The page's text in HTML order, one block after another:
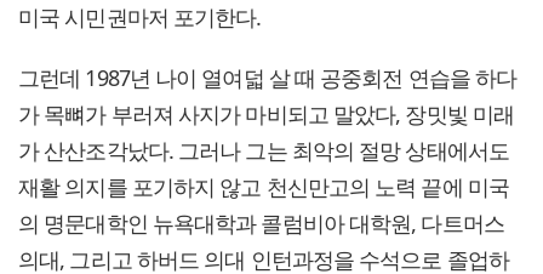
미국 시민권마저 포기한다.
그런데 1987년 나이 열여덟 살 때 공중회전 연습을 하다
가 목뼈가 부러져 사지가 마비되고 말았다, 장밋빛 미래
가 산산조각났다. 그러나 그는 최악의 절망 상태에서도
재활 의지를 포기하지 않고 천신만고의 노력 끝에 미국
의 명문대학인 뉴욕대학과 콜럼비아 대학원, 다트머스
의대, 그리고 하버드 의대 인턴과정을 수석으로 졸업하